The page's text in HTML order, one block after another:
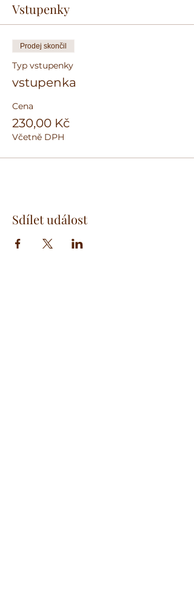
Vstupenky
Prodej skončil
Typ vstupenky
vstupenka
Cena
230,00 Kč
Včetně DPH
Sdílet událost